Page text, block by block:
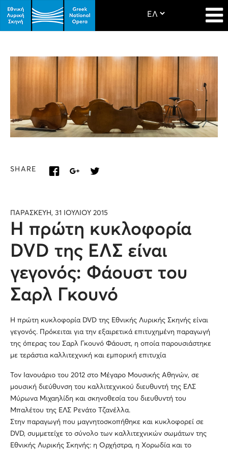
SHARE
ΠΑΡΑΣΚΕΥΗ, 31 ΙΟΥΛΙΟΥ 2015
Η πρώτη κυκλοφορία
DVD της ΕΛΣ είναι
γεγονός: Φάουστ του
Σαρλ Γκουνό
Η πρώτη κυκλοφορία DVD της Εθνικής Λυρικής Σκηνής είναι
γεγονός. Πρόκειται για την εξαιρετικά επιτυχημένη παραγωγή
της όπερας του Σαρλ Γκουνό Φάουστ, η οποία παρουσιάστηκε
με τεράστια καλλιτεχνική και εμπορική επιτυχία
Τον Ιανουάριο του 2012 στο Μέγαρο Μουσικής Αθηνών, σε
μουσική διεύθυνση του καλλιτεχνικού διευθυντή της ΕΛΣ
Μύρωνα Μιχαηλίδη και σκηνοθεσία του διευθυντή του
Μπαλέτου της ΕΛΣ Ρενάτο Τζανέλλα.
Στην παραγωγή που μαγνητοσκοπήθηκε και κυκλοφορεί σε
DVD, συμμετείχε το σύνολο των καλλιτεχνικών σωμάτων της
Εθνικής Λυρικής Σκηνής: η Ορχήστρα, η Χορωδία και το